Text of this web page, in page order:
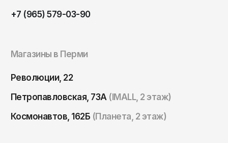
+7 (965) 579-03-90
Магазины в Перми
Революции, 22
Петропавловская, 73А (IMALL, 2 этаж)
Космонавтов, 162Б (Планета, 2 этаж)